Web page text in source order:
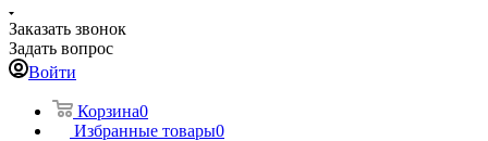
Заказать звонок
Задать вопрос
Войти
Корзина0
Избранные товары0